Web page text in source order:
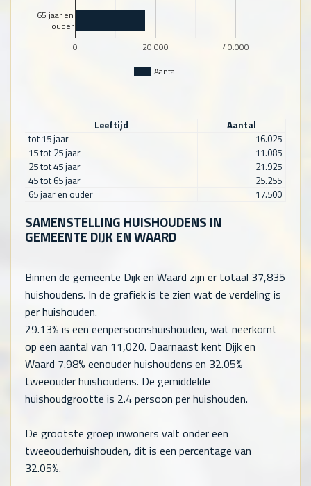
Aantal
0 20.000 40.000
65 jaar en
ouder
Leeftijd
Aantal
tot 15 jaar
16.025
15 tot 25 jaar
11.085
25 tot 45 jaar
21.925
45 tot 65 jaar
25.255
65 jaar en ouder
17.500
SAMENSTELLING HUISHOUDENS IN
GEMEENTE DIJK EN WAARD
Binnen de gemeente Dijk en Waard zijn er totaal 37,835
huishoudens. In de grafiek is te zien wat de verdeling is
per huishouden.
29.13% is een eenpersoonshuishouden, wat neerkomt
op een aantal van 11,020. Daarnaast kent Dijk en
Waard 7.98% eenouder huishoudens en 32.05%
tweeouder huishoudens. De gemiddelde
huishoudgrootte is 2.4 persoon per huishouden.
De grootste groep inwoners valt onder een
tweeouderhuishouden, dit is een percentage van
32.05%.